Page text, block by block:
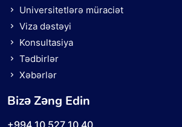
Universitetlərə müraciət
Viza dəstəyi
Konsultasiya
Tədbirlər
Xəbərlər
Bizə Zəng Edin
+994 10 527 10 40